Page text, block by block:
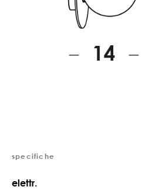
specifiche
elettr.